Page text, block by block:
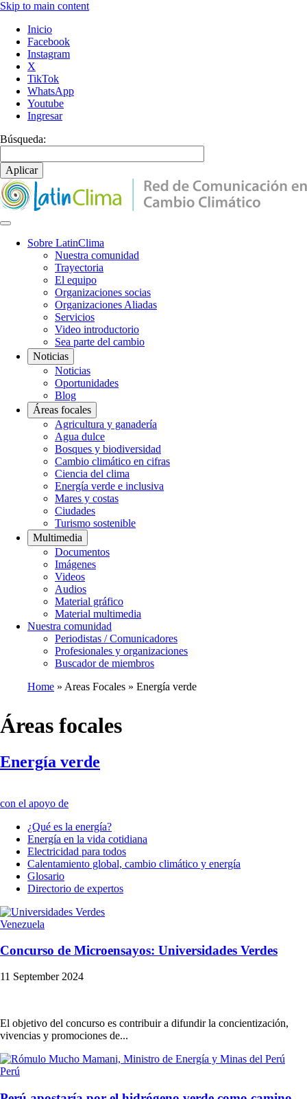
Skip to main content
Inicio
Facebook
Instagram
X
TikTok
WhatsApp
Youtube
Ingresar
Búsqueda:
Sobre LatinClima
Nuestra comunidad
Trayectoria
El equipo
Organizaciones socias
Organizaciones Aliadas
Servicios
Video introductorio
Sea parte del cambio
Noticias
Noticias
Oportunidades
Blog
Áreas focales
Agricultura y ganadería
Agua dulce
Bosques y biodiversidad
Cambio climático en cifras
Ciencia del clima
Energía verde e inclusiva
Mares y costas
Ciudades
Turismo sostenible
Multimedia
Documentos
Imágenes
Videos
Audios
Material gráfico
Material multimedia
Nuestra comunidad
Periodistas / Comunicadores
Profesionales y organizaciones
Buscador de miembros
Home Areas Focales Energía verde
Áreas focales
Energía verde
con el apoyo de
¿Qué es la energía?
Energía en la vida cotidiana
Electricidad para todos
Calentamiento global, cambio climático y energía
Glosario
Directorio de expertos
Venezuela
Concurso de Microensayos: Universidades Verdes
11 September 2024
El objetivo del concurso es contribuir a difundir la concientización,
vivencias y promociones de...
Perú